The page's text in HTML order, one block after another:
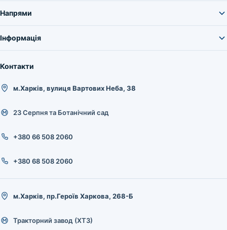
Напрями
Інформація
Контакти
м.Харків, вулиця Вартових Неба, 38
23 Серпня та Ботанічний сад
+380 66 508 2060
+380 68 508 2060
м.Харків, пр.Героїв Харкова, 268-Б
Тракторний завод (ХТЗ)